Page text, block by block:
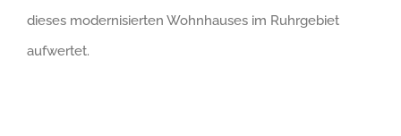
dieses modernisierten Wohnhauses im Ruhrgebiet
aufwertet.